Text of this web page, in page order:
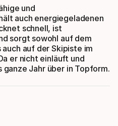
und
auch energiegeladenen
schnell, ist
sorgt sowohl auf dem
auf der Skipiste im
er nicht einläuft und
Jahr über in Topform.